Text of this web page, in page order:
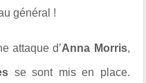
général !
attaque d’Anna Morris,
se sont mis en place.